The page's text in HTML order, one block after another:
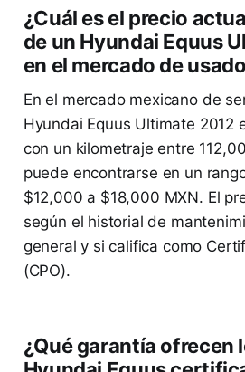
¿Cuál es el precio
de un Hyundai Equus
en el mercado de
En el mercado mexicano de
Hyundai Equus Ultimate 2012
con un kilometraje entre
puede encontrarse en un
$12,000 a $18,000 MXN. El
según el historial de
general y si califica como
(CPO).
¿Qué garantía ofrecen